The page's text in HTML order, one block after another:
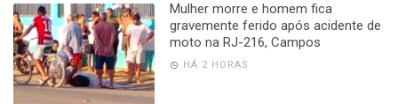
Mulher morre e homem fica
gravemente ferido após acidente de
moto na RJ-216, Campos
HÁ 2 HORAS